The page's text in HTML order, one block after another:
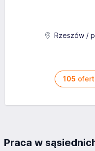
Rzeszów /
105
Praca w